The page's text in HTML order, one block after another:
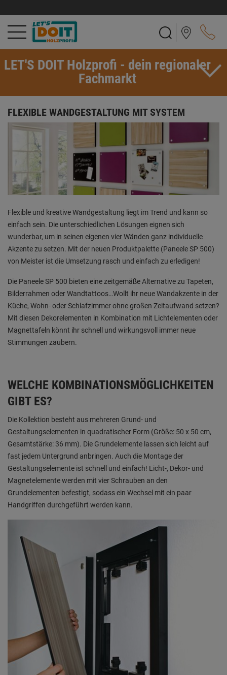
LET'S DOIT Holzprofi - dein regionaler
Fachmarkt
FLEXIBLE WANDGESTALTUNG MIT SYSTEM
Flexible und kreative Wandgestaltung liegt im Trend und kann so
einfach sein. Die unterschiedlichen Lösungen eignen sich
wunderbar, um in seinen eigenen vier Wänden ganz individuelle
Akzente zu setzen. Mit der neuen Produktpalette (Paneele SP 500)
von Meister ist die Umsetzung rasch und einfach zu erledigen!
Die Paneele SP 500 bieten eine zeitgemäße Alternative zu Tapeten,
Bilderrahmen oder Wandtattoos…Wollt ihr neue Wandakzente in der
Küche, Wohn- oder Schlafzimmer ohne großen Zeitaufwand setzen?
Mit diesen Dekorelementen in Kombination mit Lichtelementen oder
Magnettafeln könnt ihr schnell und wirkungsvoll immer neue
Stimmungen zaubern.
WELCHE KOMBINATIONSMÖGLICHKEITEN
GIBT ES?
Die Kollektion besteht aus mehreren Grund- und
Gestaltungselementen in quadratischer Form (Größe: 50 x 50 cm,
Gesamtstärke: 36 mm). Die Grundelemente lassen sich leicht auf
fast jedem Untergrund anbringen. Auch die Montage der
Gestaltungselemente ist schnell und einfach! Licht-, Dekor- und
Magnetelemente werden mit vier Schrauben an den
Grundelementen befestigt, sodass ein Wechsel mit ein paar
Handgriffen durchgeführt werden kann.